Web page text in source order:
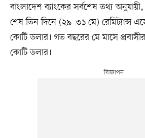
বাংলাদেশ ব্যাংকের সর্বশেষ তথ্য
শেষ তিন দিনে (২৯-৩১ মে) রেমিট্যান্স
কোটি ডলার। গত বছরের মে মাসে
কোটি ডলার।